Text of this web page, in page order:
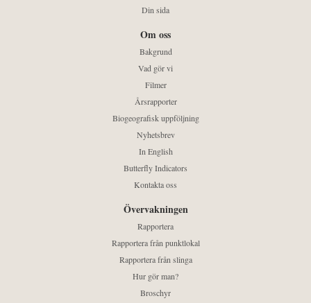
Din sida
Om oss
Bakgrund
Vad gör vi
Filmer
Årsrapporter
Biogeografisk uppföljning
Nyhetsbrev
In English
Butterfly Indicators
Kontakta oss
Övervakningen
Rapportera
Rapportera från punktlokal
Rapportera från slinga
Hur gör man?
Broschyr